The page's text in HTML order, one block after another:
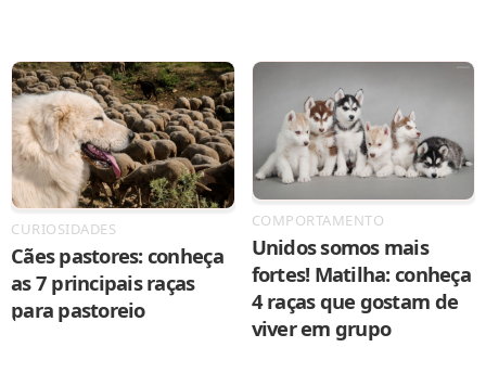
CURIOSIDADES
Cães pastores: conheça
as 7 principais raças
para pastoreio
COMPORTAMENTO
Unidos somos mais
fortes! Matilha: conheça
4 raças que gostam de
viver em grupo